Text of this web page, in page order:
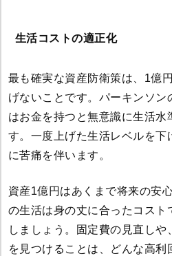
生活コストの適正化
最も確実な資産防衛策は、1億
げないことです。パーキンソン
はお金を持つと無意識に生活
す。一度上げた生活レベルを下
に苦痛を伴います。
資産1億円はあくまで将来の安
の生活は身の丈に合ったコスト
しましょう。固定費の見直し
を見つけることは、どんな高利